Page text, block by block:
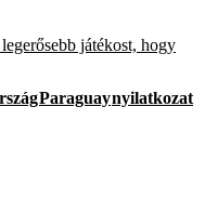
játékost, hogy
Paraguaynyilatkozat